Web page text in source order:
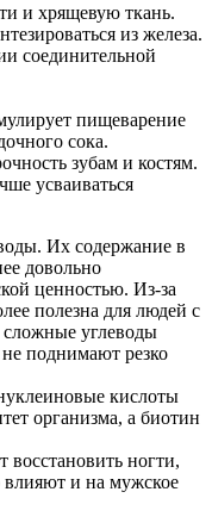
и хрящевую ткань.
из железа.
соединительной
пищеварение
сока.
зубам и костям.
усваиваться
Их содержание в
довольно
ценностью. Из-за
полезна для людей с
углеводы
поднимают резко
кислоты
организма, а биотин
ногти,
влияют и на мужское